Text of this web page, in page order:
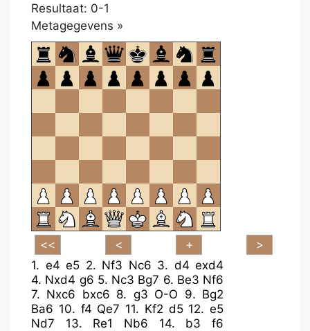
Resultaat: 0-1
Metagegevens »
om
te
openen.
1. e4 e5 2. Nf3 Nc6 3. d4 exd4
4. Nxd4 g6 5. Nc3 Bg7 6. Be3 Nf6
7. Nxc6 bxc6 8. g3 O-O 9. Bg2
Ba6 10. f4 Qe7 11. Kf2 d5 12. e5
Nd7
13. Re1 Nb6 14. b3
f6